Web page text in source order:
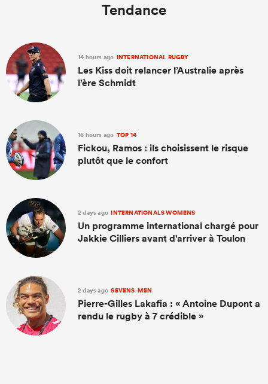
Tendance
14 hours ago INTERNATIONAL RUGBY
Les Kiss doit relancer l’Australie après
l’ère Schmidt
16 hours ago TOP 14
Fickou, Ramos : ils choisissent le risque
plutôt que le confort
2 days ago INTERNATIONALS WOMENS
Un programme international chargé pour
Jakkie Cilliers avant d'arriver à Toulon
2 days ago SEVENS-MEN
Pierre-Gilles Lakafia : « Antoine Dupont a
rendu le rugby à 7 crédible »